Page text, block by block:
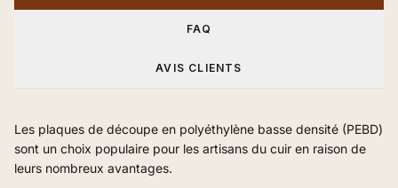
FAQ
AVIS CLIENTS
Les plaques de découpe en polyéthylène basse densité (PEBD)
sont un choix populaire pour les artisans du cuir en raison de
leurs nombreux avantages.